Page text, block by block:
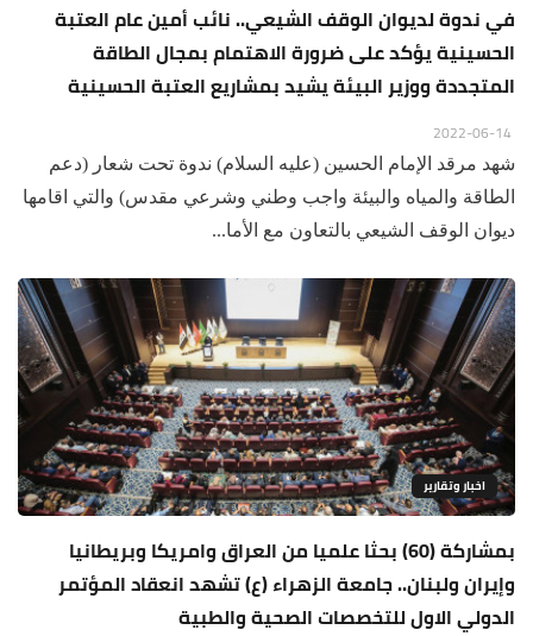
في ندوة لديوان الوقف الشيعي.. نائب أمين عام العتبة
الحسينية يؤكد على ضرورة الاهتمام بمجال الطاقة
المتجددة ووزير البيئة يشيد بمشاريع العتبة الحسينية
شهد مرقد الإمام الحسين (عليه السلام) ندوة تحت شعار (دعم
الطاقة والمياه والبيئة واجب وطني وشرعي مقدس) والتي اقامها
ديوان الوقف الشيعي بالتعاون مع الأما...
اخبار وتقارير
بمشاركة (60) بحثا علميا من العراق وامريكا وبريطانيا
وإيران ولبنان.. جامعة الزهراء (ع) تشهد انعقاد المؤتمر
الدولي الاول للتخصصات الصحية والطبية